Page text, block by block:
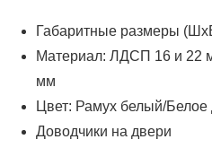
Габаритные размеры
Материал: ЛДСП 16 и 22
мм
Цвет: Рамух белый/
Доводчики на двери